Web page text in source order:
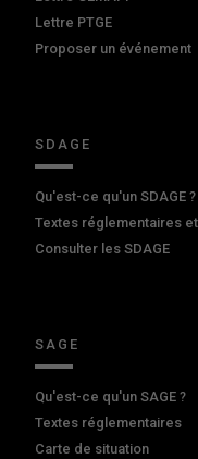
Lettre PTGE
Proposer un événement
SDAGE
Qu'est-ce qu'un SDAGE ?
Textes réglementaires
Consulter les SDAGE
SAGE
Qu'est-ce qu'un SAGE ?
Textes réglementaires
Carte de situation